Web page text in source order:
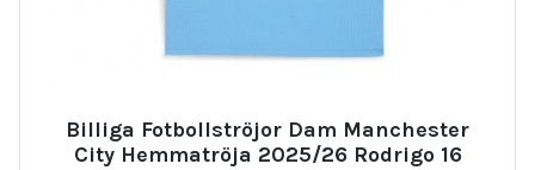
Billiga Fotbollströjor Dam Manchester
City Hemmatröja 2025/26 Rodrigo 16